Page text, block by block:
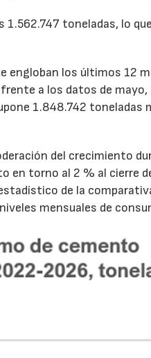
toneladas, lo
engloban los últimos 12
a los datos de mayo,
1.848.742 toneladas
del crecimiento
en torno al 2 % al cierre
de la
mensuales de